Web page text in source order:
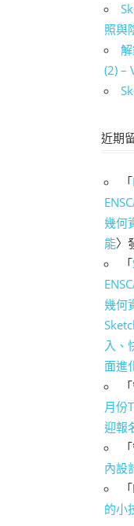
照與
(2) –
近期
「
幾何
能〉
「
幾何
入、
面進
「
月份
迎報
「
內設
「
的小